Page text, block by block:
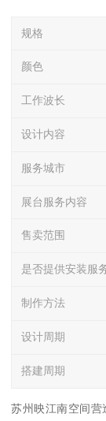
规格
颜色
工作波长
设计内容
服务城市
展台服务内容
售卖范围
是否提供安装服
制作方法
设计周期
搭建周期
苏州映江南空间营